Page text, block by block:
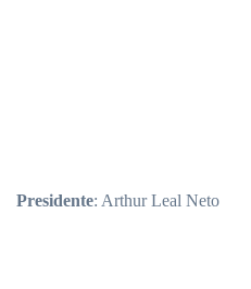
Presidente: Arthur Leal Neto